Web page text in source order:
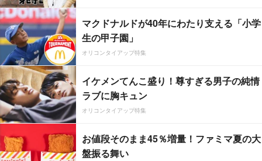
マクドナルドが40年にわたり支える「小学
生の甲子園」
オリコンタイアップ特集
イケメンてんこ盛り！尊すぎる男子の純情
ラブに胸キュン
オリコンタイアップ特集
お値段そのまま45％増量！ファミマ夏の大
盤振る舞い